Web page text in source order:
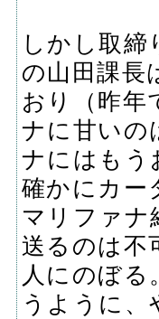
しかし取締
の山田課長
おり（昨年
ナに甘いの
ナにはもう
確かにカー
マリファナ
送るのは不
人にのぼる
うように、